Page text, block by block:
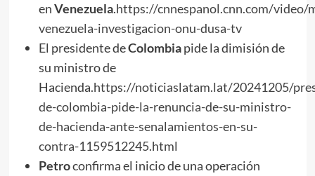
enVenezuela.https://cnnespanol.cnn.com/video/
venezuela-investigacion-onu-dusa-tv
El presidente deColombiapide la dimisión de
su ministro de
Hacienda.https://noticiaslatam.lat/20241205/
de-colombia-pide-la-renuncia-de-su-ministro-
de-hacienda-ante-senalamientos-en-su-
contra-1159512245.html
Petroconfirma el inicio de una operación